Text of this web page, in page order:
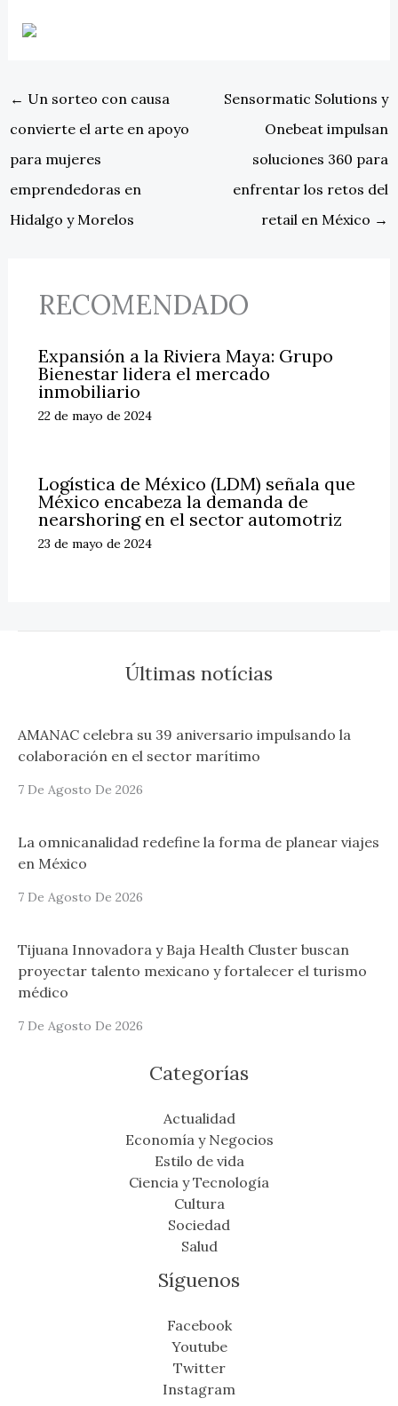
← Un sorteo con causa
convierte el arte en apoyo
para mujeres
emprendedoras en
Hidalgo y Morelos
Sensormatic Solutions y
Onebeat impulsan
soluciones 360 para
enfrentar los retos del
retail en México →
RECOMENDADO
Expansión a la Riviera Maya: Grupo
Bienestar lidera el mercado
inmobiliario
22 de mayo de 2024
Logística de México (LDM) señala que
México encabeza la demanda de
nearshoring en el sector automotriz
23 de mayo de 2024
Últimas notícias
AMANAC celebra su 39 aniversario impulsando la
colaboración en el sector marítimo
7 De Agosto De 2026
La omnicanalidad redefine la forma de planear viajes
en México
7 De Agosto De 2026
Tijuana Innovadora y Baja Health Cluster buscan
proyectar talento mexicano y fortalecer el turismo
médico
7 De Agosto De 2026
Categorías
Actualidad
Economía y Negocios
Estilo de vida
Ciencia y Tecnología
Cultura
Sociedad
Salud
Síguenos
Facebook
Youtube
Twitter
Instagram